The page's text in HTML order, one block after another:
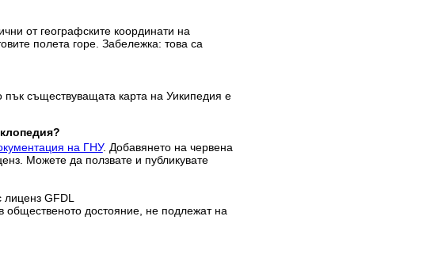
от географските координати на
полета горе. Забележка: това са
съществуващата карта на Уикипедия е
на ГНУ. Добавянето на червена
Можете да ползвате и публикувате
лиценз GFDL
общественото достояние, не подлежат на